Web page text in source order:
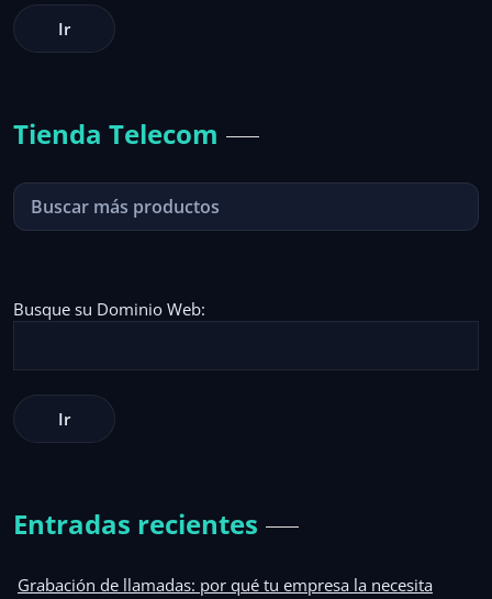
Tienda Telecom
Busque su Dominio Web:
Entradas recientes
Grabación de llamadas: por qué tu empresa la necesita